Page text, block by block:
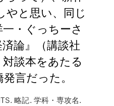
やと思い、同じ
・ぐっちーさ
論』（講談社
談本をあたる
言だった。
略記. 学科・専攻名.